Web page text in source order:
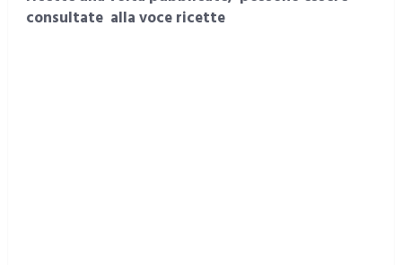
consultate alla voce ricette